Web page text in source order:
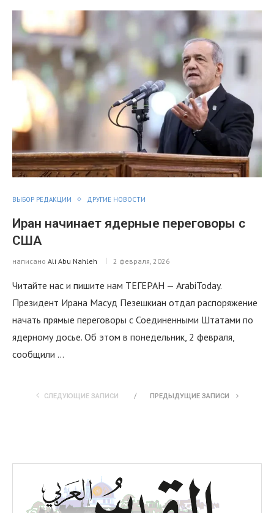
ВЫБОР РЕДАКЦИИ ДРУГИЕ НОВОСТИ
Иран начинает ядерные переговоры с
США
написано Ali Abu Nahleh 2 февраля, 2026
Читайте нас и пишите нам ТЕГЕРАН — ArabiToday.
Президент Ирана Масуд Пезешкиан отдал распоряжение
начать прямые переговоры с Соединенными Штатами по
ядерному досье. Об этом в понедельник, 2 февраля,
сообщили …
СЛЕДУЮЩИЕ ЗАПИСИ ПРЕДЫДУЩИЕ ЗАПИСИ